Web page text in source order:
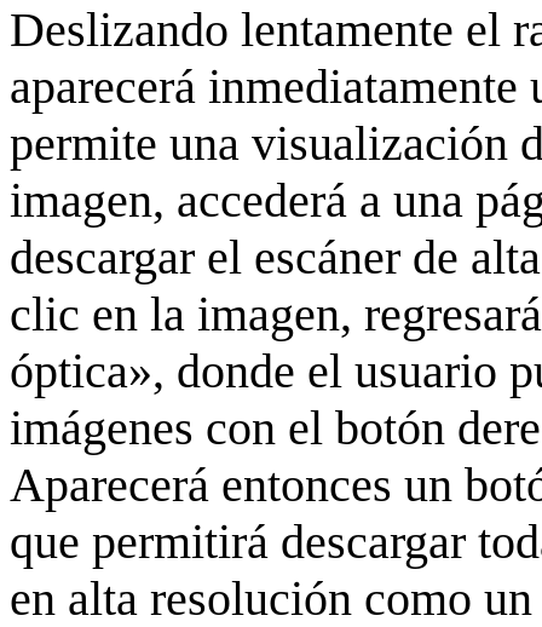
Deslizando lentamente el
aparecerá
permite una visualización
imagen, accederá a una
descargar el escáner de
clic en la imagen,
óptica», donde el usuario
imágenes con el botón
Aparecerá entonces un
que permitirá descargar
en alta resolución como